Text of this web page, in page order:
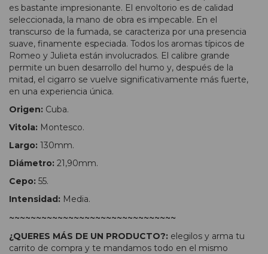
es bastante impresionante. El envoltorio es de calidad
seleccionada, la mano de obra es impecable. En el
transcurso de la fumada, se caracteriza por una presencia
suave, finamente especiada. Todos los aromas típicos de
Romeo y Julieta están involucrados. El calibre grande
permite un buen desarrollo del humo y, después de la
mitad, el cigarro se vuelve significativamente más fuerte,
en una experiencia única.
Origen: Cuba.
Vitola: Montesco.
Largo: 130mm.
Diámetro: 21,90mm.
Cepo: 55.
Intensidad: Media.
~~~~~~~~~~~~~~~~~~~~~~~~~~~~~~~
¿QUERES MÁS DE UN PRODUCTO?: elegilos y arma tu
carrito de compra y te mandamos todo en el mismo